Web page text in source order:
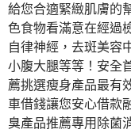
給您合適緊緻肌膚的
色食物看滿意在經過
自律神經，去斑美容
小腹大腿等等！安全
薦挑選瘦身產品最有
車借錢讓您安心借款
臭產品推薦專用除菌